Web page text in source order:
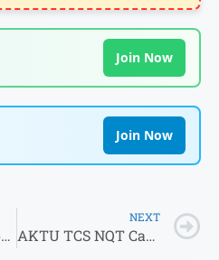
Join Now
Join Now
NCERT Class 8 Book Banned: ‘न्यायपालिका में भ्रष्टाचार’ पढ़ाने पर सुप्रीम कोर्ट का हंटर, पढ़ें पूरी कंट्रोवर्सी
NEXT
AKTU TCS NQT Campus Hiring 2026: Official Notice OUT! ,यहाँ से करें डायरेक्ट अप्लाई